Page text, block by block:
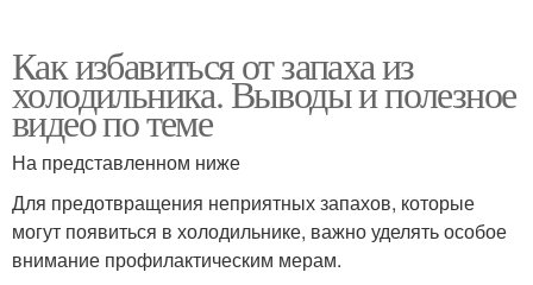
Как избавиться от запаха из
холодильника. Выводы и полезное
видео по теме
На представленном ниже
Для предотвращения неприятных запахов, которые
могут появиться в холодильнике, важно уделять особое
внимание профилактическим мерам.